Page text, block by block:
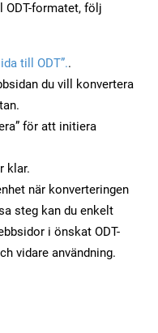
ODT-formatet, följ
till ODT”..
du vill konvertera
för att initiera
klar.
när konverteringen
steg kan du enkelt
i önskat ODT-
vidare användning.